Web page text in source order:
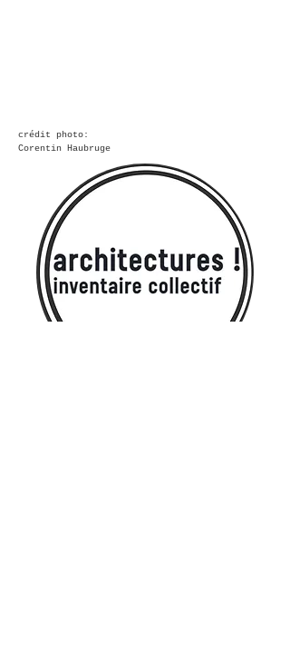
crédit photo:
Corentin Haubruge